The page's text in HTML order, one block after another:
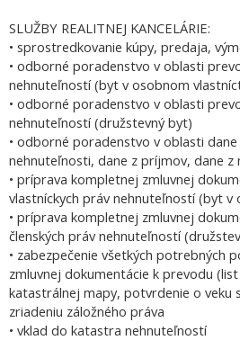
SLUŽBY REALITNEJ KANCELÁRIE:
• sprostredkovanie kúpy, predaja,
• odborné poradenstvo v oblasti
nehnuteľností (byt v osobnom
• odborné poradenstvo v oblasti
nehnuteľností (družstevný byt)
• odborné poradenstvo v oblasti
nehnuteľnosti, dane z príjmov, dane z
• príprava kompletnej zmluvnej
vlastníckych práv nehnuteľností (byt v
• príprava kompletnej zmluvnej
členských práv nehnuteľností
• zabezpečenie všetkých potrebných
zmluvnej dokumentácie k prevodu
katastrálnej mapy, potvrdenie o veku
zriadeniu záložného práva
• vklad do katastra nehnuteľností